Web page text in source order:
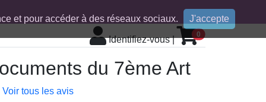
et pour accéder à des réseaux sociaux. J'accepte
Identifiez-vous| 0
du 7ème Art
Voir tous les avis